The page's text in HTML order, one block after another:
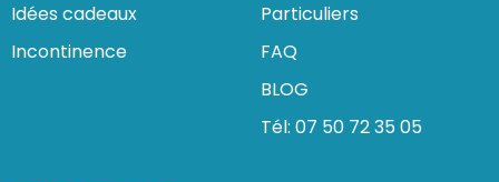
Idées cadeaux
Incontinence
Particuliers
FAQ
BLOG
Tél: 07 50 72 35 05